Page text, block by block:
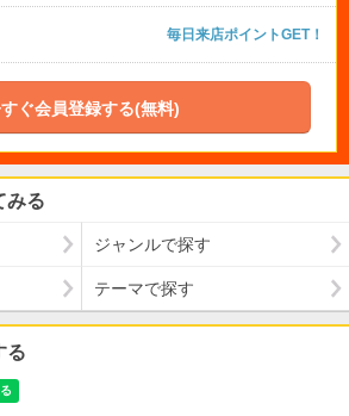
毎日来店ポイントGET！
ぐ会員登録する(無料)
みる
ジャンルで探す
テーマで探す
る